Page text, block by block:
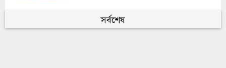
বাংলাদেশে ফিরে বিচার মোকাবিলায় প্রস্তুত
সাকিব আল হাসান, চান নিরাপত্তার নিশ্চয়তা
সর্বশেষ